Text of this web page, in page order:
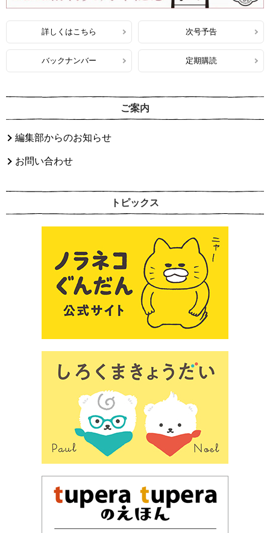
詳しくはこちら 次号予告
バックナンバー 定期購読
ご案内
編集部からのお知らせ
お問い合わせ
トピックス